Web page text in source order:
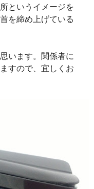
というイメージを
を締め上げている
います。関係者に
すので、宜しくお